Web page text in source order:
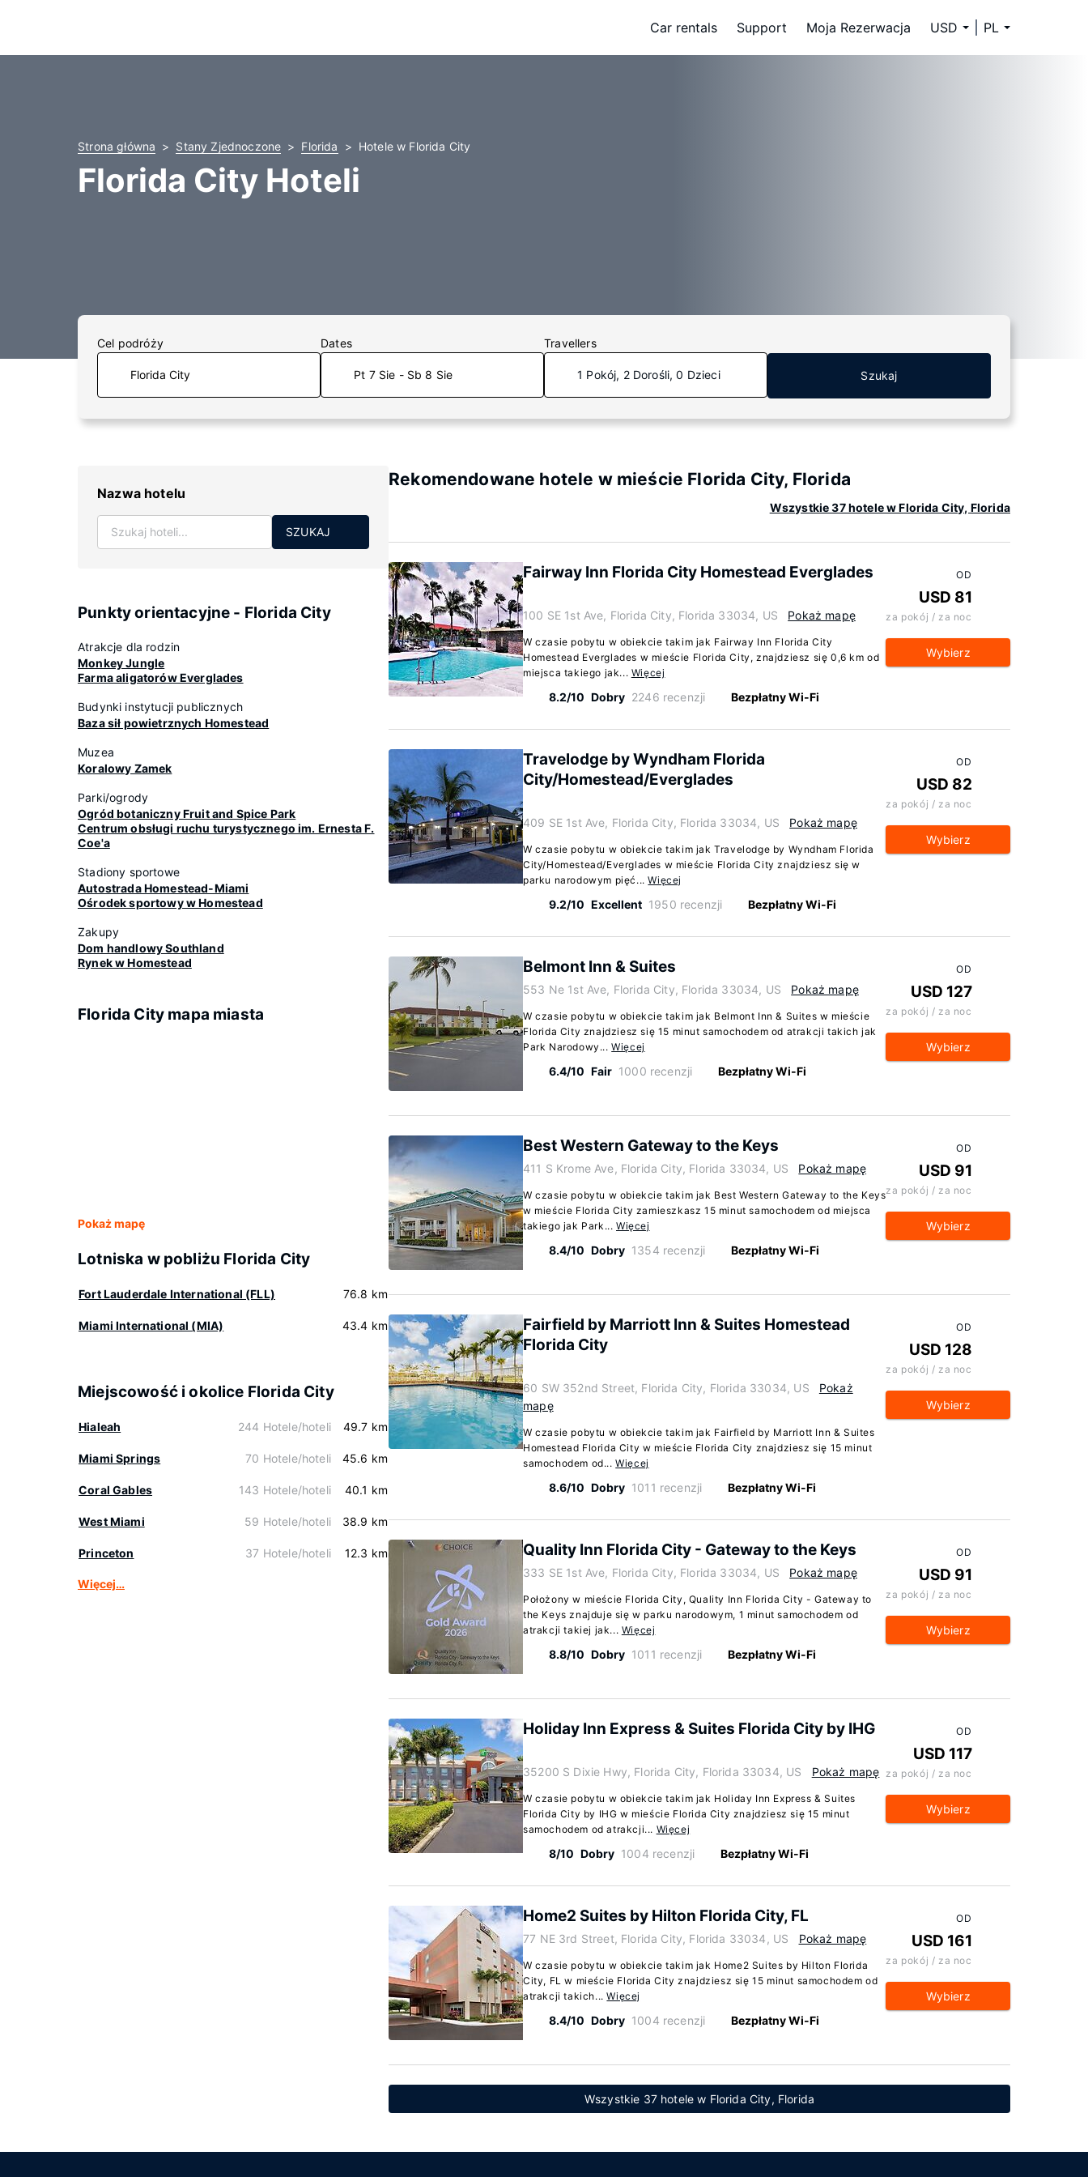
Car rentals Support Moja Rezerwacja USD PL
Strona główna Stany Zjednoczone Florida Hotele w Florida City
Florida City Hoteli
Cel podróży Dates
Pt 7 Sie - Sb 8 Sie
Travellers
1 Pokój, 2 Dorośli, 0 Dzieci Szukaj
Nazwa hotelu
SZUKAJ
Punkty orientacyjne - Florida City
Atrakcje dla rodzin
Monkey Jungle
Farma aligatorów Everglades
Budynki instytucji publicznych
Baza sił powietrznych Homestead
Muzea
Koralowy Zamek
Parki/ogrody
Ogród botaniczny Fruit and Spice Park
Centrum obsługi ruchu turystycznego im. Ernesta F.
Coe'a
Stadiony sportowe
Autostrada Homestead-Miami
Ośrodek sportowy w Homestead
Zakupy
Dom handlowy Southland
Rynek w Homestead
Florida City mapa miasta
Pokaż mapę
Lotniska w pobliżu Florida City
Fort Lauderdale International (FLL) 76.8 km
Miami International (MIA) 43.4 km
Miejscowość i okolice Florida City
Hialeah 244 Hotele/hoteli 49.7 km
Miami Springs 70 Hotele/hoteli 45.6 km
Coral Gables 143 Hotele/hoteli 40.1 km
West Miami 59 Hotele/hoteli 38.9 km
Princeton 37 Hotele/hoteli 12.3 km
Więcej…
Rekomendowane hotele w mieście Florida City, Florida
Wszystkie 37 hotele w Florida City, Florida
Fairway Inn Florida City Homestead Everglades
100 SE 1st Ave, Florida City, Florida 33034, US Pokaż mapę
W czasie pobytu w obiekcie takim jak Fairway Inn Florida City
Homestead Everglades w mieście Florida City, znajdziesz się 0,6 km od
miejsca takiego jak... Więcej
8.2/10 Dobry 2246 recenzji Bezpłatny Wi-Fi
OD
USD 81
za pokój / za noc
Wybierz
Travelodge by Wyndham Florida
City/Homestead/Everglades
409 SE 1st Ave, Florida City, Florida 33034, US Pokaż mapę
W czasie pobytu w obiekcie takim jak Travelodge by Wyndham Florida
City/Homestead/Everglades w mieście Florida City znajdziesz się w
parku narodowym pięć...Więcej
9.2/10 Excellent 1950 recenzji Bezpłatny Wi-Fi
OD
USD 82
za pokój / za noc
Wybierz
Belmont Inn & Suites
553 Ne 1st Ave, Florida City, Florida 33034, US Pokaż mapę
W czasie pobytu w obiekcie takim jak Belmont Inn & Suites w mieście
Florida City znajdziesz się 15 minut samochodem od atrakcji takich jak
Park Narodowy...Więcej
6.4/10 Fair 1000 recenzji Bezpłatny Wi-Fi
OD
USD 127
za pokój / za noc
Wybierz
Best Western Gateway to the Keys
411 S Krome Ave, Florida City, Florida 33034, US Pokaż mapę
W czasie pobytu w obiekcie takim jak Best Western Gateway to the Keys
w mieście Florida City zamieszkasz 15 minut samochodem od miejsca
takiego jak Park... Więcej
8.4/10 Dobry 1354 recenzji Bezpłatny Wi-Fi
OD
USD 91
za pokój / za noc
Wybierz
Fairfield by Marriott Inn & Suites Homestead
Florida City
60 SW 352nd Street, Florida City, Florida 33034, US
Pokaż
mapę
W czasie pobytu w obiekcie takim jak Fairfield by Marriott Inn & Suites
Homestead Florida City w mieście Florida City znajdziesz się 15 minut
samochodem od...Więcej
8.6/10 Dobry 1011 recenzji Bezpłatny Wi-Fi
OD
USD 128
za pokój / za noc
Wybierz
Quality Inn Florida City - Gateway to the Keys
333 SE 1st Ave, Florida City, Florida 33034, US Pokaż mapę
Położony w mieście Florida City, Quality Inn Florida City - Gateway to
the Keys znajduje się w parku narodowym, 1 minut samochodem od
atrakcji takiej jak... Więcej
8.8/10 Dobry 1011 recenzji Bezpłatny Wi-Fi
OD
USD 91
za pokój / za noc
Wybierz
Holiday Inn Express & Suites Florida City by IHG
35200 S Dixie Hwy, Florida City, Florida 33034, US Pokaż mapę
W czasie pobytu w obiekcie takim jak Holiday Inn Express & Suites
Florida City by IHG w mieście Florida City znajdziesz się 15 minut
samochodem od atrakcji... Więcej
8/10 Dobry 1004 recenzji Bezpłatny Wi-Fi
OD
USD 117
za pokój / za noc
Wybierz
Home2 Suites by Hilton Florida City, FL
77 NE 3rd Street, Florida City, Florida 33034, US Pokaż mapę
W czasie pobytu w obiekcie takim jak Home2 Suites by Hilton Florida
City, FL w mieście Florida City znajdziesz się 15 minut samochodem od
atrakcji takich...Więcej
8.4/10 Dobry 1004 recenzji Bezpłatny Wi-Fi
OD
USD 161
za pokój / za noc
Wybierz
Wszystkie 37 hotele w Florida City, Florida